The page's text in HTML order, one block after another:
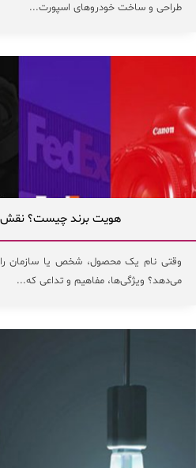
طراحی و ساخت خودروهای اسپورت...
هویت برند چیست؟ نقش
وقتی نام یک محصول، شخص یا سازمان
می‌دهد؟ ویژگی‌ها، مفاهیم و تداعی که...